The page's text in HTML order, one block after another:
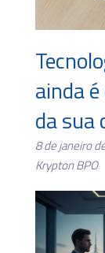
ainda
da sua
8 de janeiro
Krypton BPO